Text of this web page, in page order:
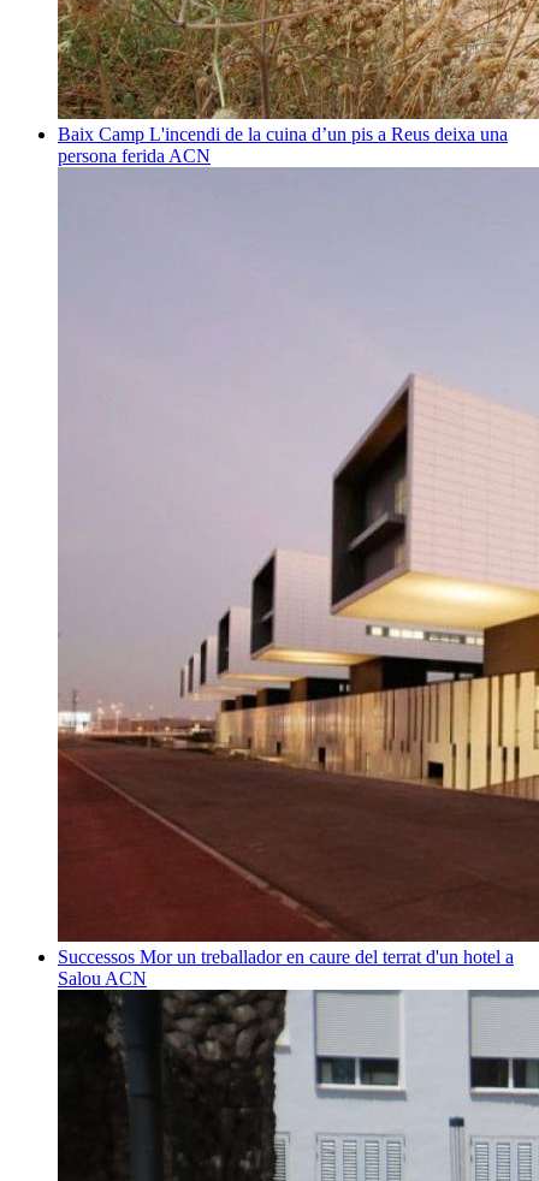
Baix Camp L'incendi de la cuina d’un pis a Reus deixa una
persona ferida ACN
Successos Mor un treballador en caure del terrat d'un hotel a
Salou ACN